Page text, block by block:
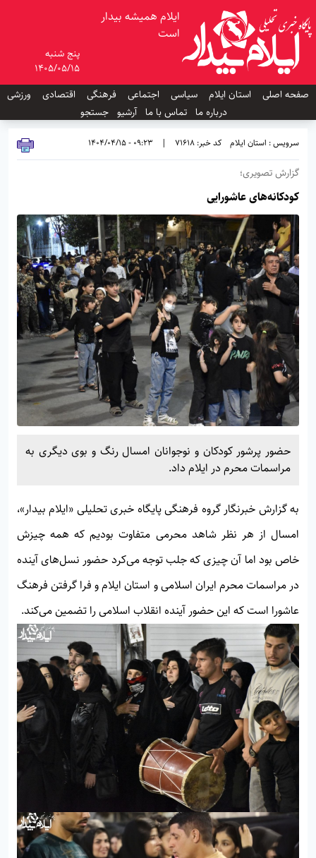
ایلام همیشه بیدار
است
پنج شنبه
1405/05/15
صفحه اصلی
استان ایلام سیاسی اجتماعی فرهنگی اقتصادی
ورزشی
درباره ما تماس با ما آرشیو جستجو
سرویس : استان ایلام کد خبر: 71618 |
09:23 - 1404/04/15
گزارش تصویری؛
کودکانه‌های عاشورایی
حضور پرشور کودکان و نوجوانان امسال رنگ و بوی دیگری به
مراسمات محرم در ایلام داد.
به گزارش خبرنگار گروه فرهنگی پایگاه خبری تحلیلی «ایلام بیدار»،
امسال از هر نظر شاهد محرمی متفاوت بودیم که همه چیزش
خاص بود اما آن چیزی که جلب توجه می‌کرد حضور نسل‌های آینده
در مراسمات محرم ایران اسلامی و استان ایلام و فرا گرفتن فرهنگ
عاشورا است که این حضور آینده انقلاب اسلامی را تضمین می‌کند.